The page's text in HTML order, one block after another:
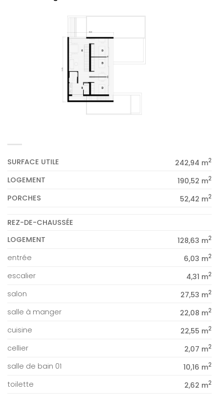
SURFACE UTILE 242,94 m2
LOGEMENT 190,52 m2
PORCHES 52,42 m2
REZ-DE-CHAUSSÉE
LOGEMENT
128,63 m2
entrée 6,03 m2
escalier 4,31 m2
salon 27,53 m2
salle à manger 22,08 m2
cuisine 22,55 m2
cellier 2,07 m2
salle de bain 01 10,16 m2
toilette 2,62 m2